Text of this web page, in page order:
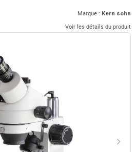
Marque : Kern sohn
Voir les détails du produit
keyboard_arrow_right